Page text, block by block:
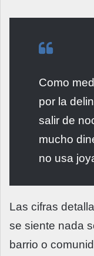
Como
por la
salir de
mucho
no usa
Las cifras
se siente nada
barrio o